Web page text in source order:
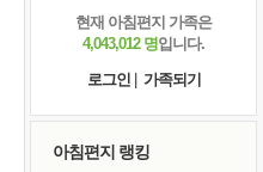
현재 아침편지 가족은
4,043,012 명입니다.
로그인
가족되기
아침편지 랭킹